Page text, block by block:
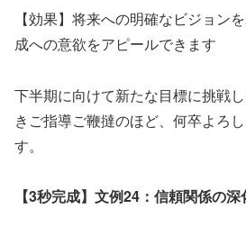
【効果】将来への明確なビジョン
成への意欲をアピールできます
下半期に向けて新たな目標に挑戦
きご指導ご鞭撻のほど、何卒よろ
す。
【3秒完成】文例24：信頼関係の